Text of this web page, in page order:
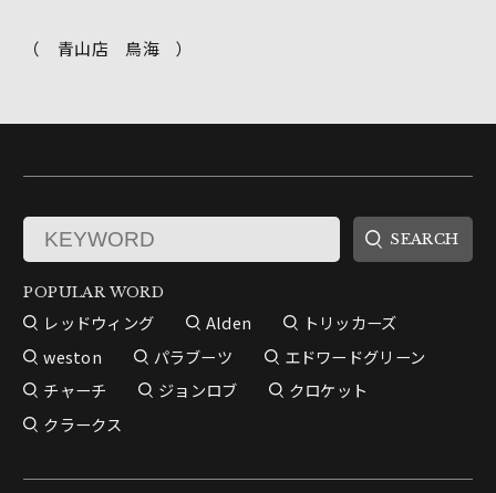
（ 青山店 鳥海 ）
POPULAR WORD
レッドウィング Alden
トリッカーズ
weston
パラブーツ
エドワードグリーン
チャーチ
ジョンロブ
クロケット
クラークス